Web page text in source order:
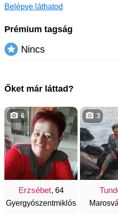
Belépve láthatod
Prémium tagság
Nincs
Őket már láttad?
Erzsébet, 64
Gyergyószentmiklós
6 3